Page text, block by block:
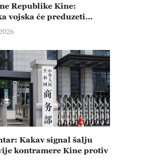
Republike Kine:
vojska će preduzeti
protiv svih
pokušaja
nemira
Kakav signal šalju
kontramere Kine protiv